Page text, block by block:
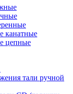
канатные
цепные
тали ручной